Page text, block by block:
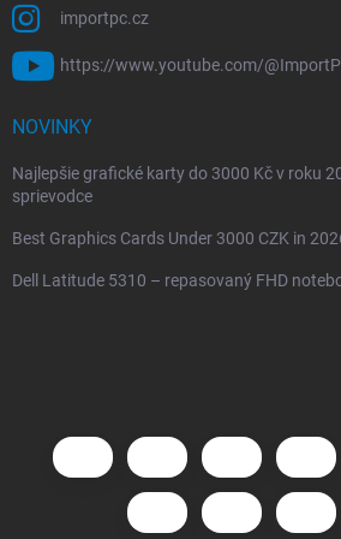
importpc.cz
https://www.youtube.com/
NOVINKY
Najlepšie grafické karty do 3000 Kč v roku
sprievodce
Best Graphics Cards Under 3000 CZK in
Dell Latitude 5310 – repasovaný FHD